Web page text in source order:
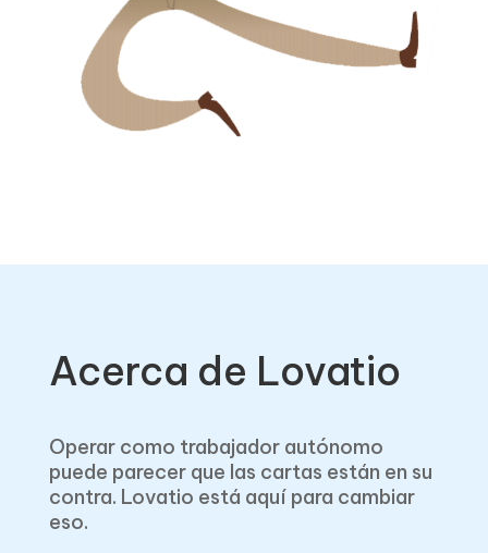
Acerca de Lovatio
Operar como trabajador autónomo
puede parecer que las cartas están en su
contra. Lovatio está aquí para cambiar
eso.